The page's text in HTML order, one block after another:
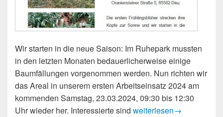
Wir starten in die neue Saison: Im Ruhepark mussten
in den letzten Monaten bedauerlicherweise einige
Baumfällungen vorgenommen werden. Nun richten wir
das Areal in unserem ersten Arbeitseinsatz 2024 am
kommenden Samstag, 23.03.2024, 09:30 bis 12:30
Uhr wieder her. Interessierte sind 1. Arbeitseinsatz 2024
weiterlesen→